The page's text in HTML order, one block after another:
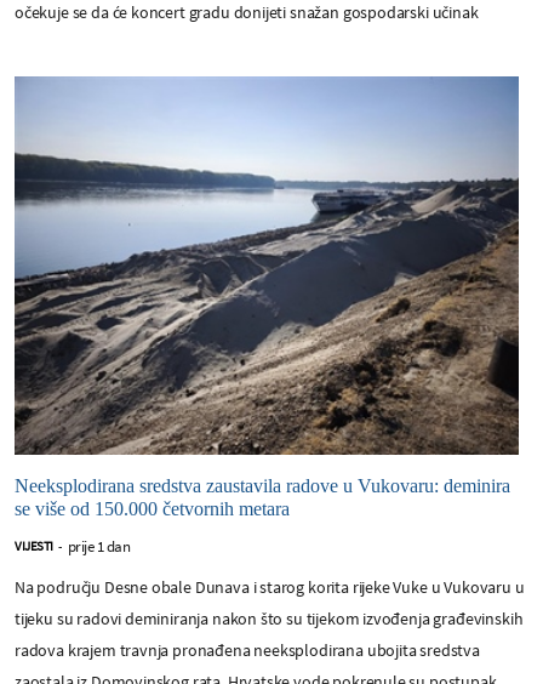
očekuje se da će koncert gradu donijeti snažan gospodarski učinak
Neeksplodirana sredstva zaustavila radove u Vukovaru: deminira
se više od 150.000 četvornih metara
VIJESTI - prije 1 dan
Na području Desne obale Dunava i starog korita rijeke Vuke u Vukovaru u
tijeku su radovi deminiranja nakon što su tijekom izvođenja građevinskih
radova krajem travnja pronađena neeksplodirana ubojita sredstva